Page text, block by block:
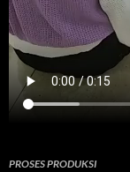
PROSES PRODUKSI